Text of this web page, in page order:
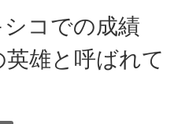
コでの成績
雄と呼ばれて